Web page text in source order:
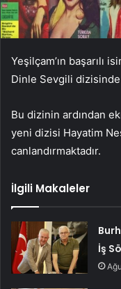
Yeşilçam’ın başarılı
Dinle Sevgili dizisinde
Bu dizinin ardından
yeni dizisi Hayatim
canlandırmaktadır.
İlgili Makaleler
İş